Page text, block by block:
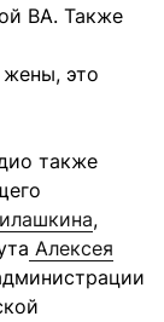
ВА. Также
жены, это
также
,
Алексея